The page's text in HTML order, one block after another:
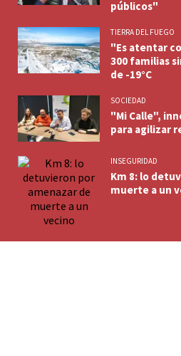
públicos"
TIERRA DEL FUEGO
"Es atentar
300 familias
de -19°C
SOCIEDAD
"Mi Calle",
para agilizar
INSEGURIDAD
Km 8: lo
muerte a un